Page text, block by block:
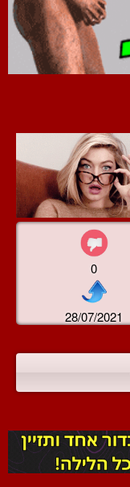
0
28/07/2021